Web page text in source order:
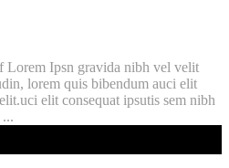
Lorem Ipsn gravida nibh vel velit
lorem quis bibendum auci elit
elit consequat ipsutis sem nibh